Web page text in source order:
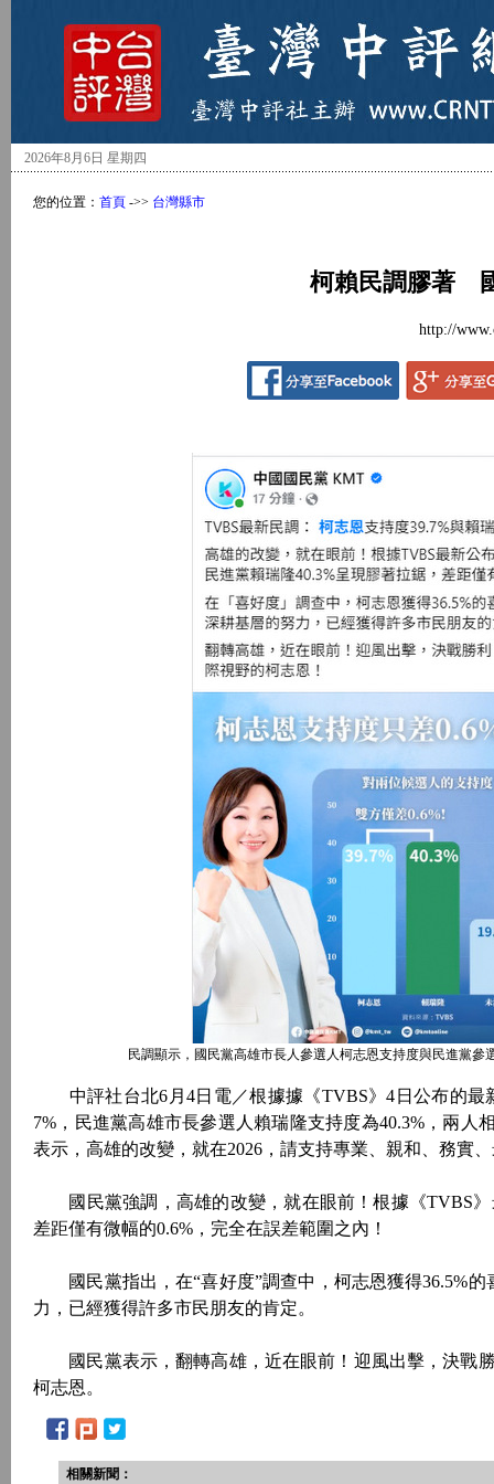
2026年8月6日 星期四
您的位置： 首頁 ->> 台灣縣市
柯賴民調膠著
http://
民調顯示，國民黨高雄市長人參選人柯志恩支持度與民進黨
中評社台北6月4日電／根據據《TVBS》4日公布的最
7%，民進黨高雄市長參選人賴瑞隆支持度為40.3%，兩人
表示，高雄的改變，就在2026，請支持專業、親和、務實
國民黨強調，高雄的改變，就在眼前！根據《TVBS》
差距僅有微幅的0.6%，完全在誤差範圍之內！
國民黨指出，在“喜好度”調查中，柯志恩獲得36.5%的
力，已經獲得許多市民朋友的肯定。
國民黨表示，翻轉高雄，近在眼前！迎風出擊，決戰
柯志恩。
相關新聞：